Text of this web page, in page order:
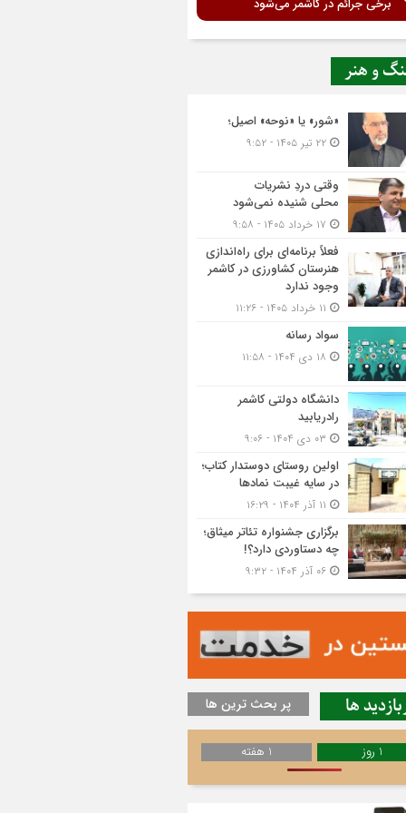
و هنر
«شور» یا «نوحه» اصیل؛
وقتی دردِ نشریات
محلی شنیده نمی‌شود
فعلاً برنامه‌ای برای راه‌اندازی
هنرستان کشاورزی در کاشمر
وجود ندارد
سواد رسانه
دانشگاه دولتی کاشمر‌
رادریابید
اولین روستای دوستدار کتاب؛
در سایه غیبت نمادها
برگزاری جشنواره تئاتر میثاق؛
چه دستاوردی دارد؟!
ها پر بحث ترین ها
1 روز 1 هفته